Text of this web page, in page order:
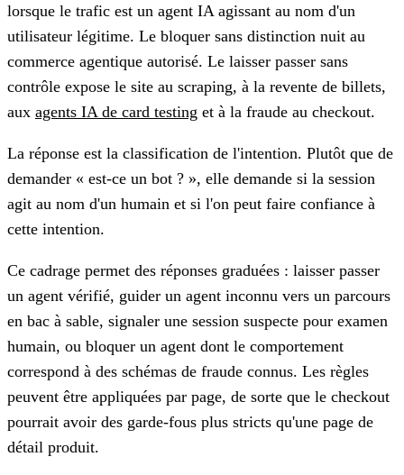
lorsque le trafic est un agent IA agissant au nom d'un
utilisateur légitime. Le bloquer sans distinction nuit au
commerce agentique autorisé. Le laisser passer sans
contrôle expose le site au scraping, à la revente de billets,
aux agents IA de card testing et à la fraude au checkout.
La réponse est la classification de l'intention. Plutôt que de
demander « est-ce un bot ? », elle demande si la session
agit au nom d'un humain et si l'on peut faire confiance à
cette intention.
Ce cadrage permet des réponses graduées : laisser passer
un agent vérifié, guider un agent inconnu vers un parcours
en bac à sable, signaler une session suspecte pour examen
humain, ou bloquer un agent dont le comportement
correspond à des schémas de fraude connus. Les règles
peuvent être appliquées par page, de sorte que le checkout
pourrait avoir des garde-fous plus stricts qu'une page de
détail produit.